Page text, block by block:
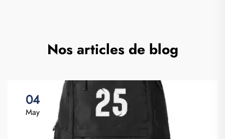
Nos articles de blog
04
May